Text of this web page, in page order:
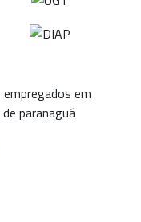
em
paranaguá